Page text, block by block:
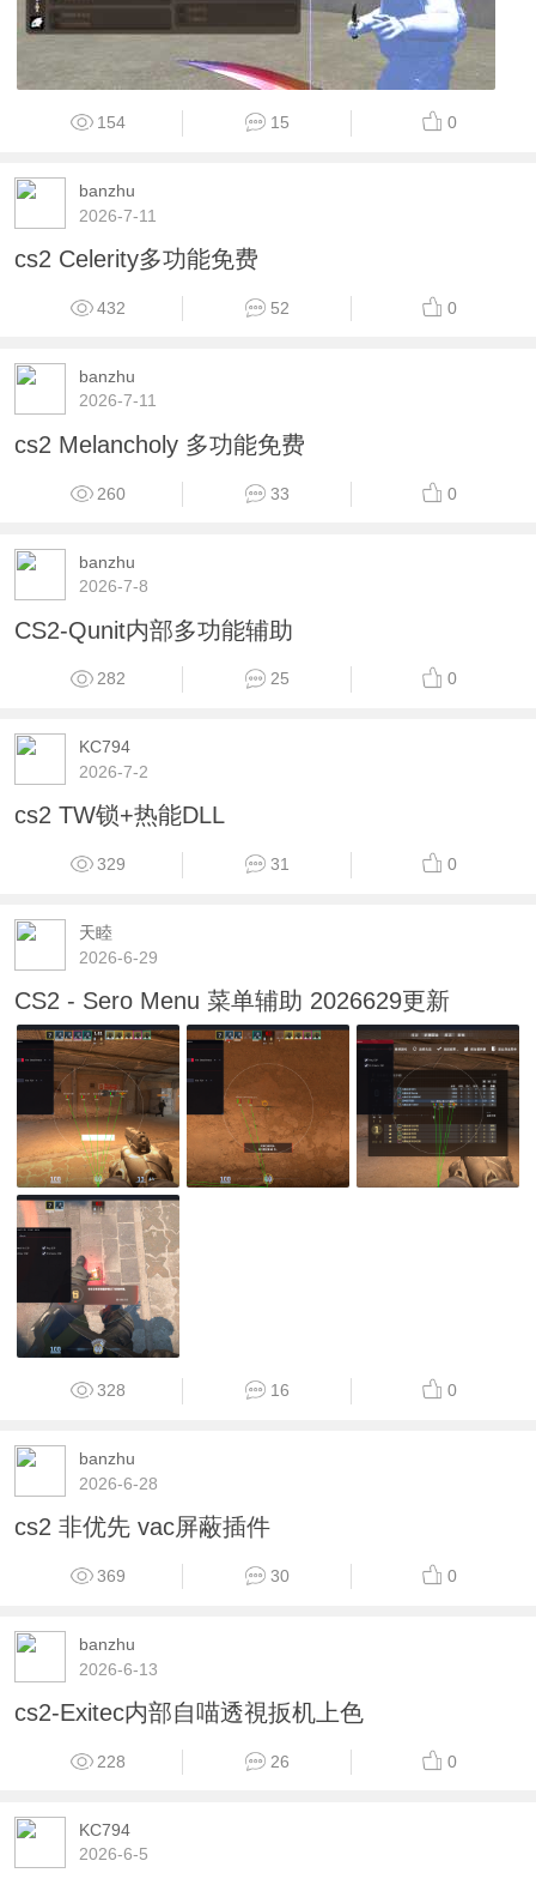
154 15 0
banzhu
2026-7-11
cs2 Celerity多功能免费
432 52 0
banzhu
2026-7-11
cs2 Melancholy 多功能免费
260 33 0
banzhu
2026-7-8
CS2-Qunit内部多功能辅助
282 25 0
KC794
2026-7-2
cs2 TW锁+热能DLL
329 31 0
天睦
2026-6-29
CS2 - Sero Menu 菜单辅助 2026629更新
328 16 0
banzhu
2026-6-28
cs2 非优先 vac屏蔽插件
369 30 0
banzhu
2026-6-13
cs2-Exitec内部自喵透視扳机上色
228 26 0
KC794
2026-6-5